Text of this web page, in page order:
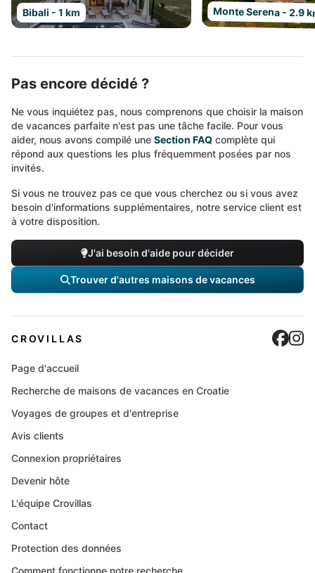
Bibali - 1 km Monte Serena - 2.9
Pas encore décidé ?
Ne vous inquiétez pas, nous comprenons que choisir la maison
de vacances parfaite n'est pas une tâche facile. Pour vous
aider, nous avons compilé une Section FAQ complète qui
répond aux questions les plus fréquemment posées par nos
invités.
Si vous ne trouvez pas ce que vous cherchez ou si vous avez
besoin d'informations supplémentaires, notre service client est
à votre disposition.
J'ai besoin d'aide pour décider
Trouver d'autres maisons de vacances
CROVILLAS
Page d'accueil
Recherche de maisons de vacances en Croatie
Voyages de groupes et d'entreprise
Avis clients
Connexion propriétaires
Devenir hôte
L'équipe Crovillas
Contact
Protection des données
Comment fonctionne notre recherche